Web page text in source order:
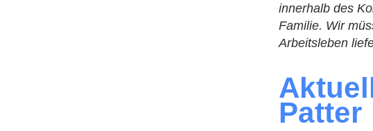
innerhalb des
Familie. Wir
Arbeitsleben
Patter